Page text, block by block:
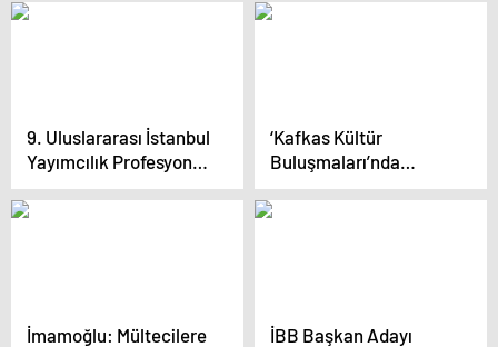
dönüştürmek
9. Uluslararası İstanbul
Yayımcılık Profesyonel
Buluşmaları
‘Kafkas Kültür
Buluşmaları’nda
Konuşan İmamoğlu:
“Kimsenin Bir Ülkede
İmamoğlu: Mültecilere
İBB Başkan Adayı